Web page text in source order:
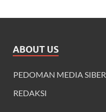
ABOUT US
PEDOMAN MEDIA SIBER
REDAKSI